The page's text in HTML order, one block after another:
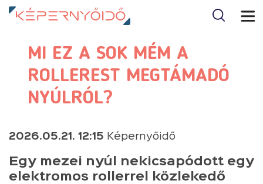
MI EZ A SOK MÉM A
ROLLEREST MEGTÁMADÓ
NYÚLRÓL?
2026.05.21. 12:15 Képernyőidő
Egy mezei nyúl nekicsapódott egy
elektromos rollerrel közlekedő